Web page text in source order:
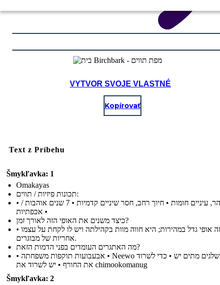
VYTVOR SVOJE VLASTNÉ
Kopírovať
Text z Príbehu
Šmykľavka: 1
Omakayas
תכונות פיזיות / תווים:
• זוהר, עיניים חומות • חיוך רחב, חסר שיניים קדמיות • 7 שנים אוהבות /
אכפתיות •
כיצד משנים את האופי הזה לאורך זמן?
• זה אופי גדל במהירות; היא חווה מוות בקהילתה ויש לו לקחת על עצמו
אחריות של מבוגרים.
מה האתגרים העומדים בפני הדמות הזאת?
• אבעבועות תוקפות משפחתה • Neewo ועשר שלגים מתים יש • כדי לשרוד
את החורף • יש לשרוד את chimookomanug
Šmykľavka: 2